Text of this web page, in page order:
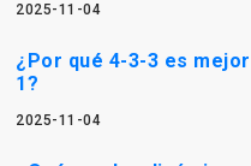
2025-11-04
¿Por qué 4-3-3 es
1?
2025-11-04